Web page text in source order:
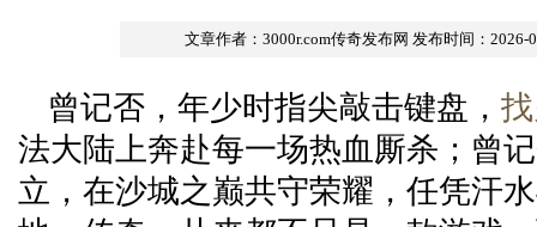
文章作者：3000r.com传奇发布网 发布时间：2026-
曾记否，年少时指尖敲击键盘，
法大陆上奔赴每一场热血厮杀；曾
立，在沙城之巅共守荣耀，任凭汗